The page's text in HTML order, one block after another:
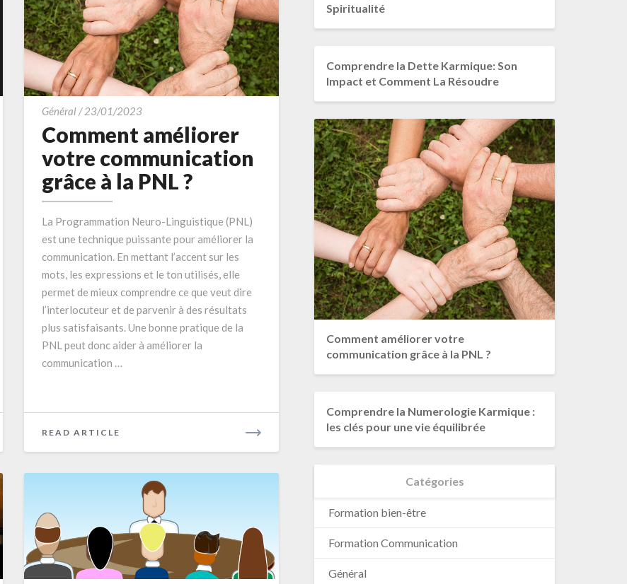
Général /23/01/2023Comment
améliorer
votre
communication
grâce
la
PNL
?
Comment améliorer
votre communication
grâce à la PNL ?
La Programmation Neuro-Linguistique (PNL)
est une technique puissante pour améliorer la
communication. En mettant l’accent sur les
mots, les expressions et le ton utilisés, elle
permet de mieux comprendre ce que veut dire
l’interlocuteur et de parvenir à des résultats
plus satisfaisants. Une bonne pratique de la
PNL peut donc aider à améliorer la
communication …
READ ARTICLE
MORE
Spiritualité
Comprendre la Dette Karmique: Son
Impact et Comment La Résoudre
Comment améliorer votre
communication grâce à la PNL ?
Comprendre la Numerologie Karmique :
les clés pour une vie équilibrée
Catégories
Formation bien-être
Formation Communication
Général